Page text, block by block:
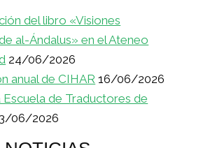
del libro «Visiones
al-Ándalus» en el Ateneo
24/06/2026
anual de CIHAR 16/06/2026
Escuela de Traductores de
06/2026